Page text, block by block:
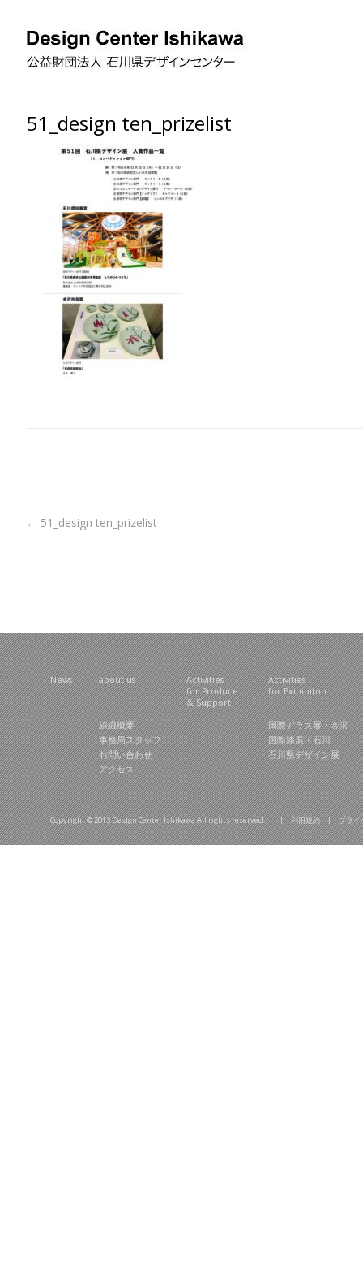
51_design ten_prizelist
← 51_design ten_prizelist
News about us
Activities
for Produce
& Support
Activities
for Exihibiton
組織概要
事務局スタッフ
お問い合わせ
アクセス
国際ガラス展・金沢
国際漆展・石川
石川県デザイン展
Copyright © 2013 Design Center Ishikawa All rights reserved. |利用規約|プライ